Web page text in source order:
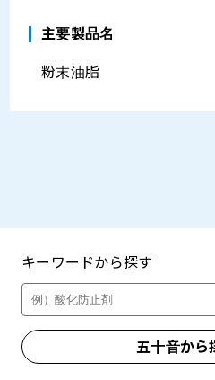
主要製品名
粉末油脂
キーワードから探す
五十音から